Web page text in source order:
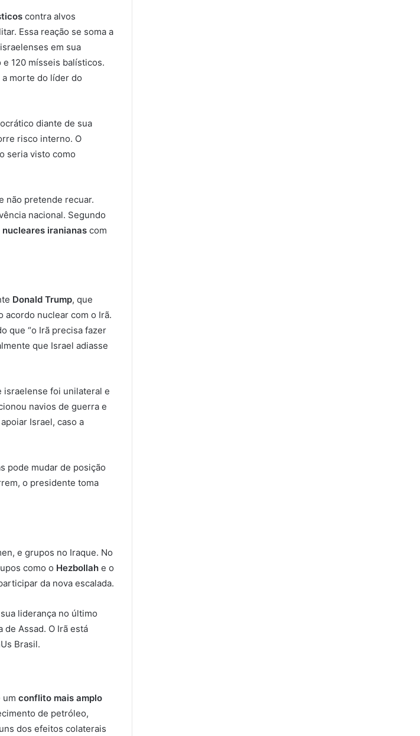
contra alvos
Essa reação se soma a
em sua
120 mísseis balísticos.
a morte do líder do
diante de sua
risco interno. O
seria visto como
não pretende recuar.
nacional. Segundo
iranianas com
Donald Trump, que
acordo nuclear com o Irã.
que “o Irã precisa fazer
que Israel adiasse
israelense foi unilateral e
navios de guerra e
Israel, caso a
pode mudar de posição
o presidente toma
e grupos no Iraque. No
como o Hezbollah e o
da nova escalada.
liderança no último
de Assad. O Irã está
Brasil.
um conflito mais amplo
de petróleo,
dos efeitos colaterais